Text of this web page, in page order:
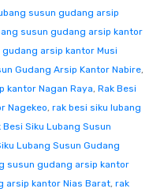
susun gudang arsip
susun gudang arsip kantor
arsip kantor Musi
Gudang Arsip Kantor Nabire,
kantor Nagan Raya, Rak Besi
Nagekeo, rak besi siku lubang
Besi Siku Lubang Susun
Lubang Susun Gudang
susun gudang arsip kantor
arsip kantor Nias Barat, rak